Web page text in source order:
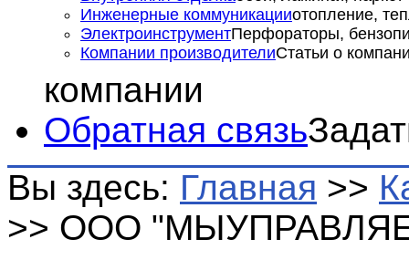
Инженерные коммуникацииотопление,
ЭлектроинструментПерфораторы,
Компании производителиСтатьи о
компании
Обратная связь
Вы здесь: Главная >>
>> ООО